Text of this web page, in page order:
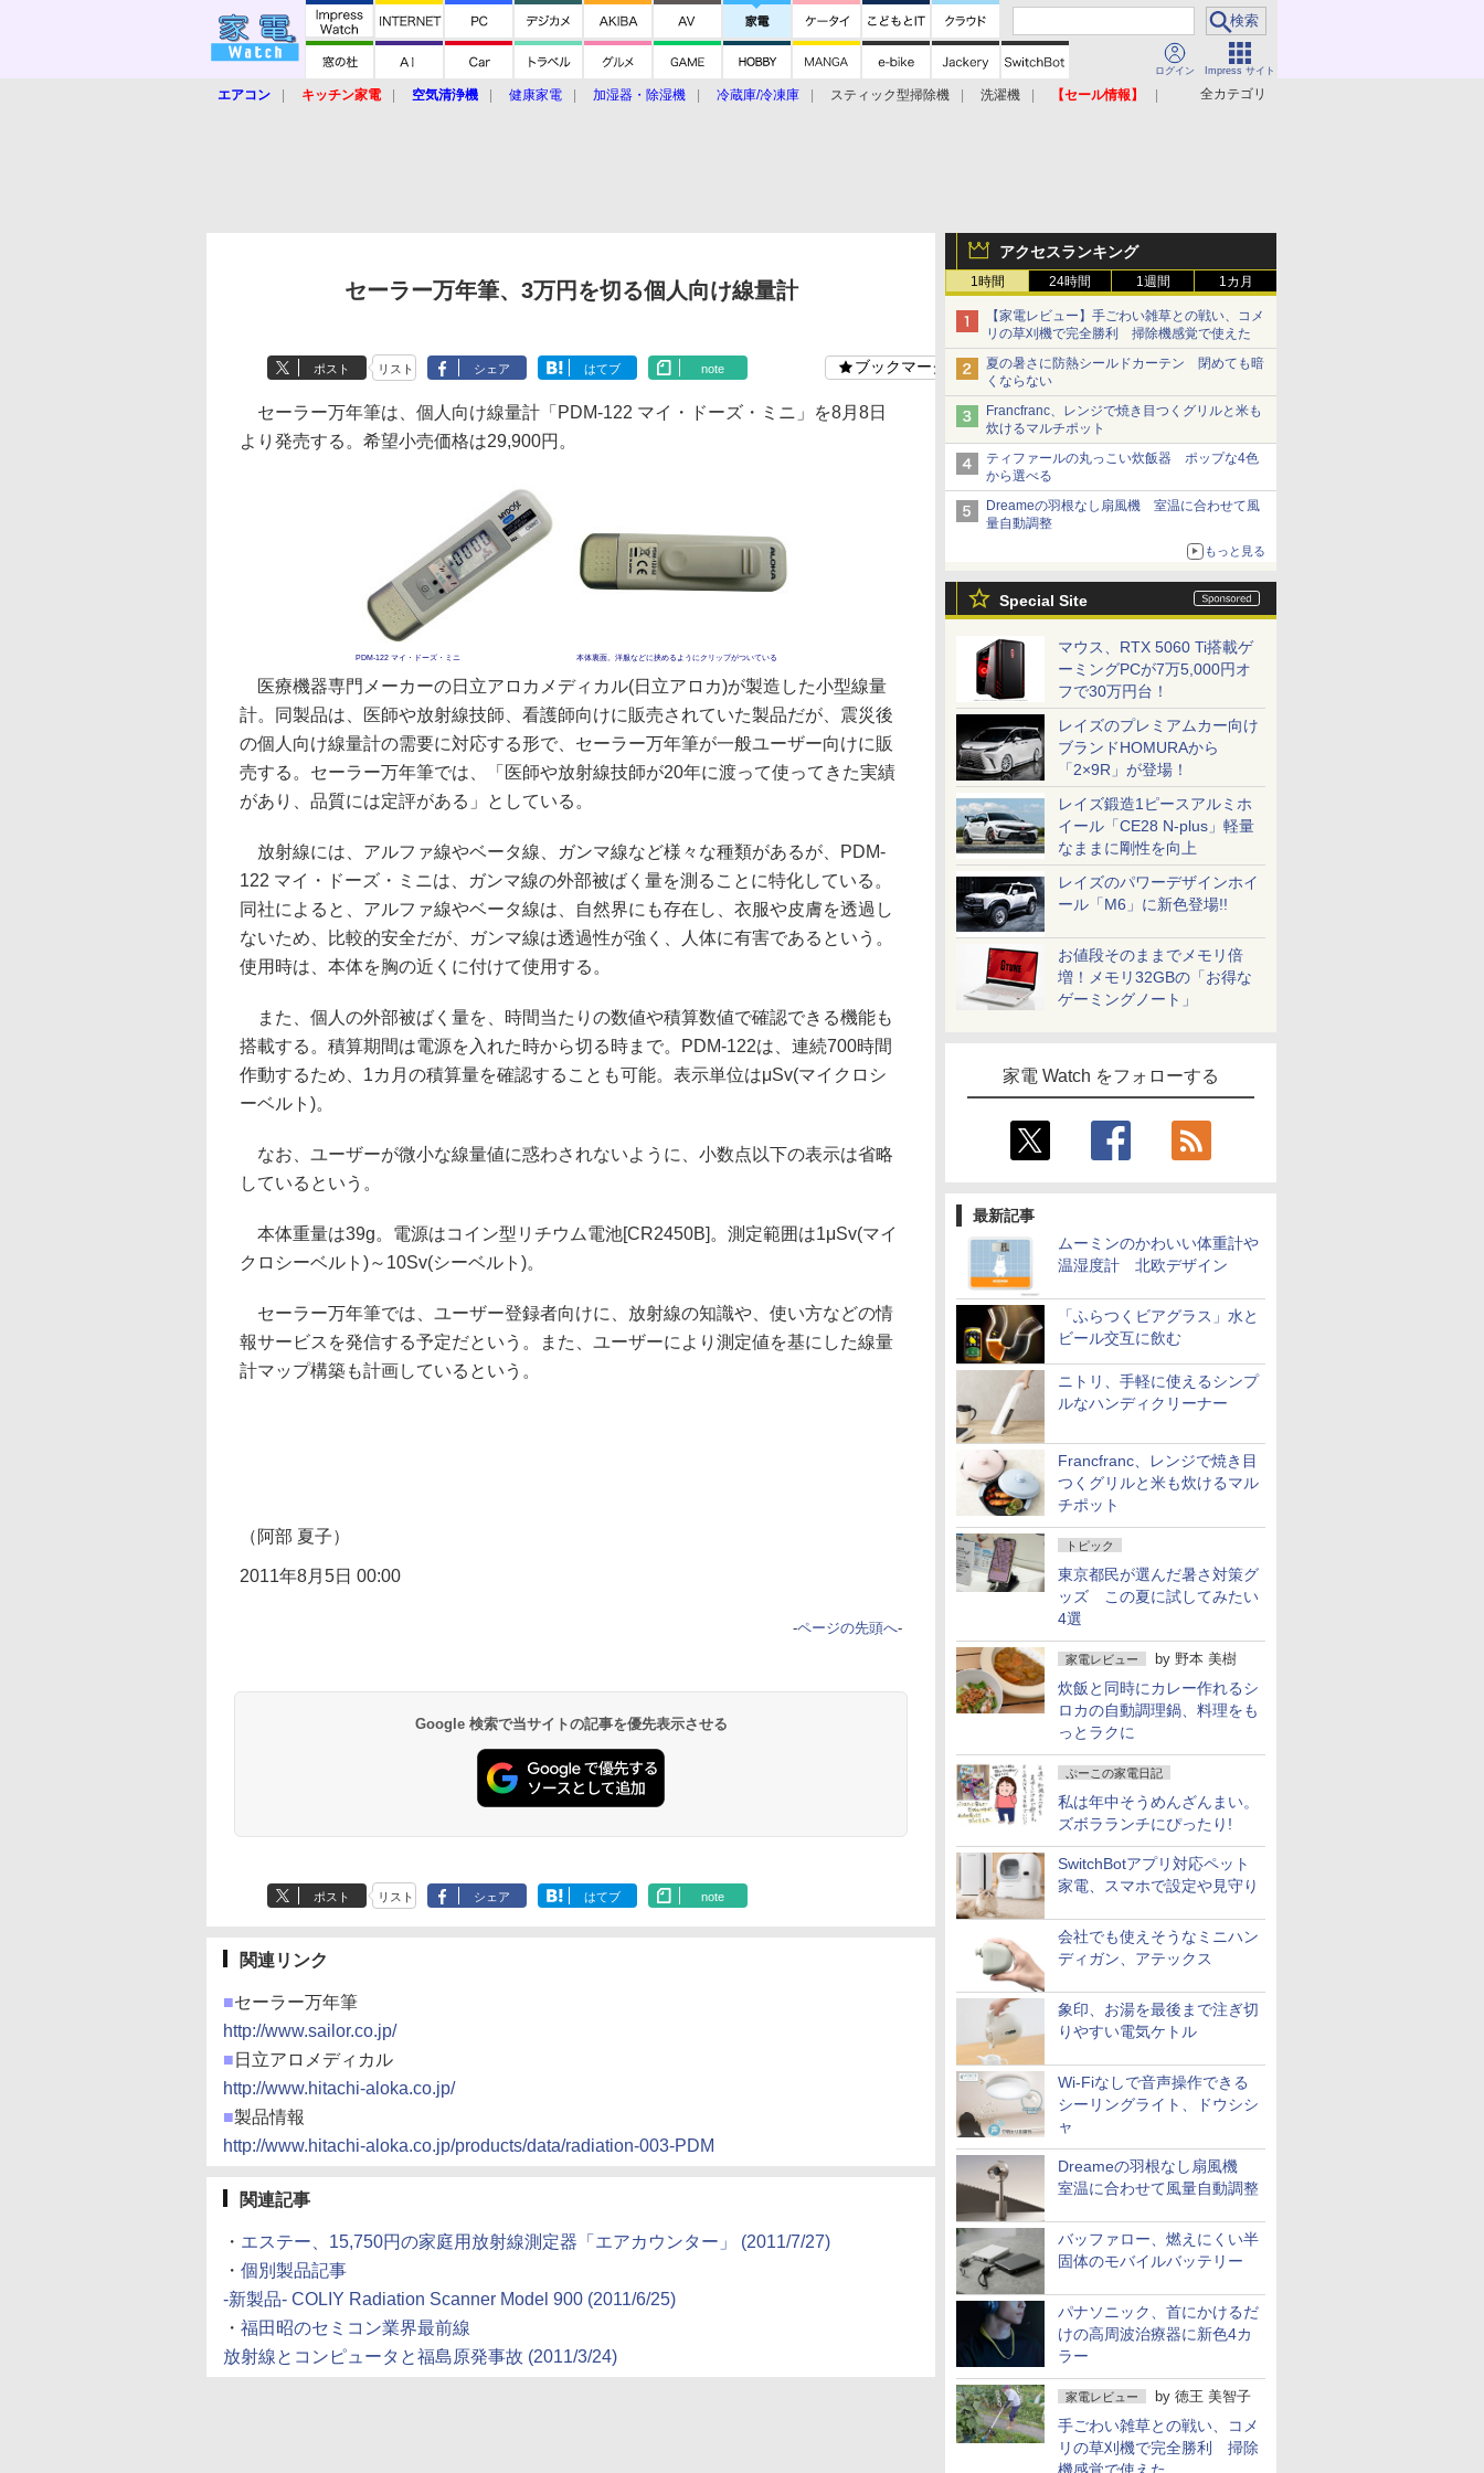
ログイン Impress サイト
全カテゴリ
エアコン キッチン家電 空気清浄機 健康家電 加湿器・除湿機 冷蔵庫/冷凍庫 スティック型掃除機 洗濯機
【セール情報】
アクセスランキング
1時間 24時間 1週間 1カ月
【家電レビュー】手ごわい雑草との戦い、コメ
リの草刈機で完全勝利 掃除機感覚で使えた
夏の暑さに防熱シールドカーテン 閉めても暗
くならない
Francfranc、レンジで焼き目つくグリルと米も
炊けるマルチポット
ティファールの丸っこい炊飯器 ポップな4色
から選べる
Dreameの羽根なし扇風機 室温に合わせて風
量自動調整
もっと見る
Special Site
マウス、RTX 5060 Ti搭載ゲ
ーミングPCが7万5,000円オ
フで30万円台！
レイズのプレミアムカー向け
ブランドHOMURAから
「2×9R」が登場！
レイズ鍛造1ピースアルミホ
イール「CE28 N-plus」軽量
なままに剛性を向上
レイズのパワーデザインホイ
ール「M6」に新色登場!!
お値段そのままでメモリ倍
増！メモリ32GBの「お得な
ゲーミングノート」
家電 Watch をフォローする
最新記事
ムーミンのかわいい体重計や
温湿度計 北欧デザイン
「ふらつくビアグラス」水と
ビール交互に飲む
ニトリ、手軽に使えるシンプ
ルなハンディクリーナー
Francfranc、レンジで焼き目
つくグリルと米も炊けるマル
チポット
トピック
東京都民が選んだ暑さ対策グ
ッズ この夏に試してみたい
4選
家電レビュー by 野本 美樹
炊飯と同時にカレー作れるシ
ロカの自動調理鍋、料理をも
っとラクに
ぷーこの家電日記
私は年中そうめんざんまい。
ズボラランチにぴったり!
SwitchBotアプリ対応ペット
家電、スマホで設定や見守り
会社でも使えそうなミニハン
ディガン、アテックス
象印、お湯を最後まで注ぎ切
りやすい電気ケトル
Wi-Fiなしで音声操作できる
シーリングライト、ドウシシ
ャ
Dreameの羽根なし扇風機
室温に合わせて風量自動調整
バッファロー、燃えにくい半
固体のモバイルバッテリー
パナソニック、首にかけるだ
けの高周波治療器に新色4カ
ラー
家電レビュー by 徳王 美智子
手ごわい雑草との戦い、コメ
リの草刈機で完全勝利 掃除
セーラー万年筆、3万円を切る個人向け線量計
ポスト リスト シェア はてブ note ブックマーク
セーラー万年筆は、個人向け線量計「PDM-122 マイ・ドーズ・ミニ」を8月8日
より発売する。希望小売価格は29,900円。
PDM-122 マイ・ドーズ・ミニ 本体裏面。洋服などに挟めるようにクリップがついている
医療機器専門メーカーの日立アロカメディカル(日立アロカ)が製造した小型線量
計。同製品は、医師や放射線技師、看護師向けに販売されていた製品だが、震災後
の個人向け線量計の需要に対応する形で、セーラー万年筆が一般ユーザー向けに販
売する。セーラー万年筆では、「医師や放射線技師が20年に渡って使ってきた実績
があり、品質には定評がある」としている。
放射線には、アルファ線やベータ線、ガンマ線など様々な種類があるが、PDM-
122 マイ・ドーズ・ミニは、ガンマ線の外部被ばく量を測ることに特化している。
同社によると、アルファ線やベータ線は、自然界にも存在し、衣服や皮膚を透過し
ないため、比較的安全だが、ガンマ線は透過性が強く、人体に有害であるという。
使用時は、本体を胸の近くに付けて使用する。
また、個人の外部被ばく量を、時間当たりの数値や積算数値で確認できる機能も
搭載する。積算期間は電源を入れた時から切る時まで。PDM-122は、連続700時間
作動するため、1カ月の積算量を確認することも可能。表示単位はμSv(マイクロシ
ーベルト)。
なお、ユーザーが微小な線量値に惑わされないように、小数点以下の表示は省略
しているという。
本体重量は39g。電源はコイン型リチウム電池[CR2450B]。測定範囲は1μSv(マイ
クロシーベルト)～10Sv(シーベルト)。
セーラー万年筆では、ユーザー登録者向けに、放射線の知識や、使い方などの情
報サービスを発信する予定だという。また、ユーザーにより測定値を基にした線量
計マップ構築も計画しているという。
（阿部 夏子）
2011年8月5日 00:00
-ページの先頭へ-
Google 検索で当サイトの記事を優先表示させる
ポスト リスト シェア はてブ note
関連リンク
■セーラー万年筆
http://www.sailor.co.jp/
■ 日立アロメディカル
http://www.hitachi-aloka.co.jp/
■製品情報
http://www.hitachi-aloka.co.jp/products/data/radiation-003-PDM
関連記事
・ エステー、15,750円の家庭用放射線測定器「エアカウンター」 (2011/7/27)
・ 個別製品記事
-新製品- COLIY Radiation Scanner Model 900 (2011/6/25)
・ 福田昭のセミコン業界最前線
放射線とコンピュータと福島原発事故 (2011/3/24)